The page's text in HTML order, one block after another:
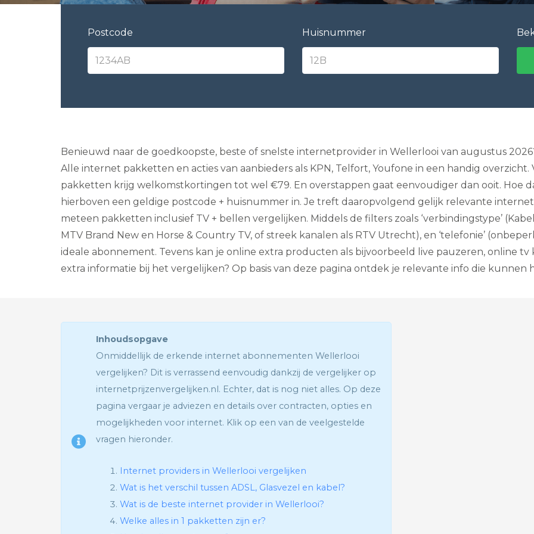
v
e
n
n
t
e
n
B
l
n
G
l
I
n
t
e
r
Postcode Huisnummer
Benieuwd naar de goedkoopste, beste of snelste internetprovider in Wellerlooi van augustus
Alle internet pakketten en acties van aanbieders als KPN, Telfort, Youfone in een handig
pakketten krijg welkomstkortingen tot wel €79. En overstappen gaat eenvoudiger dan ooit. Hoe
hierboven een geldige postcode + huisnummer in. Je treft daaropvolgend gelijk relevante
meteen pakketten inclusief TV + bellen vergelijken. Middels de filters zoals ‘verbindingstype’ (Kabel,
MTV Brand New en Horse & Country TV, of streek kanalen als RTV Utrecht), en ‘telefonie’
ideale abonnement. Tevens kan je online extra producten als bijvoorbeeld live pauzeren, online tv
extra informatie bij het vergelijken? Op basis van deze pagina ontdek je relevante info die kunnen
Inhoudsopgave
Onmiddellijk de erkende internet abonnementen Wellerlooi
vergelijken? Dit is verrassend eenvoudig dankzij de vergelijker op
internetprijzenvergelijken.nl. Echter, dat is nog niet alles. Op deze
pagina vergaar je adviezen en details over contracten, opties en
mogelijkheden voor internet. Klik op een van de veelgestelde
vragen hieronder.
Internet providers in Wellerlooi vergelijken
Wat is het verschil tussen ADSL, Glasvezel en kabel?
Wat is de beste internet provider in Wellerlooi?
Welke alles in 1 pakketten zijn er?